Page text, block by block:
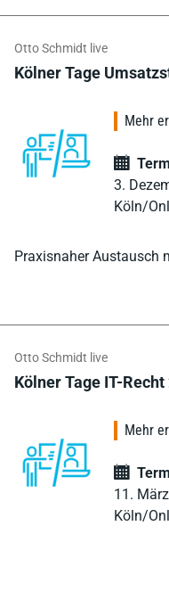
Otto Schmidt live
Kölner Tage
Praxisnaher Austausch
Mehr
3.
Köln/
Otto Schmidt live
Kölner Tage IT-Recht
Mehr
11.
Köln/